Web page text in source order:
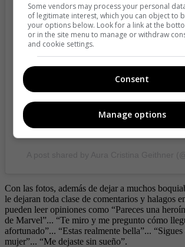
View this post on
Con las fotos, además de dejar a muchos
le dejaran toda clase de comentarios y halagos
pueden leer opiniones como “Pareces una
de Marvel”... “Te miro y me pregunto cómo
afortunado”... “Estas realmente bella”...
mujer”... “Me dejaste sin sueño”.
Some vendors may process your personal
of legitimate interest, which you can object to
your options below. Look for a link at the
or in the site menu to manage or withdraw
and cookie settings.
Consent
Manage options